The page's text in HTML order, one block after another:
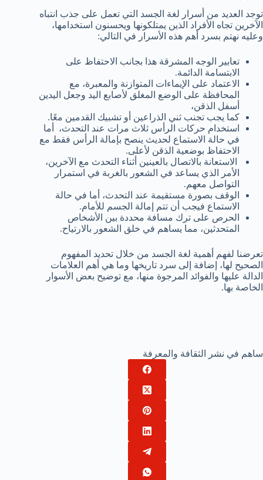
توجد العديد من أسرار لغة الجسد التي تعمل على جذب انتباه
الآخرين تجاه الأفراد الذين يمتلكونها ويحسنون استخدامها،
وعليه نهتم بسرد أهم هذه الأسرار في التالي:
تعابير الوجه المشرقة هذا بجانب الاحتفاظ على
الابتسامة الدائمة.
الاعتماد على الإيماءات المتوازنة والمعبرة، مع
المحافظة على الوضع المغلق لأصابع اليد وجعل اليدين
أسفل الذقن،
كما يجب تجنب ثني الذراعين أو تشبيك القدمين معًا.
استخدام حركات الرأس ثلاث مرات عند التحدث، أما
في حالة الاستماع لحديث ينصح بإمالة الرأس فقط مع
الاحتفاظ بوضعية الذقن لأعلى.
الاستعانة بالاتصال بالعينين أثناء التحدث مع الآخرين،
الأمر الذي يساعد في الشعور بالغربة في استمرار
التواصل معهم.
الوقف بصورة مستقيمة عند التحدث، أما في حالة
الاستماع فيجب أن تتم إمالة الجسم للأمام.
الحرص على ترك مسافة محددة بين الأشخاص
المتحدثين، مما يساهم في خلق الشعور بالارتياح.
تعرضنا لفهم أهمية لغة الجسد من خلال تحديد المفهوم
الصحيح لها، إضافة إلى سرد تاريخها وما هي أهم العلامات
الدالة عليها والفوائد المرجوة منها، مع توضيح بعض الأسوار
الخاصة بها.
ساهم في نشر الثقافة والمعرفة